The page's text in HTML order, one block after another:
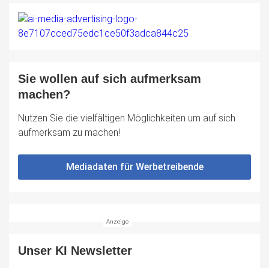
Sie wollen auf sich aufmerksam
machen?
Nutzen Sie die vielfältigen Möglichkeiten um auf sich
aufmerksam zu machen!
Mediadaten für Werbetreibende
Unser KI Newsletter